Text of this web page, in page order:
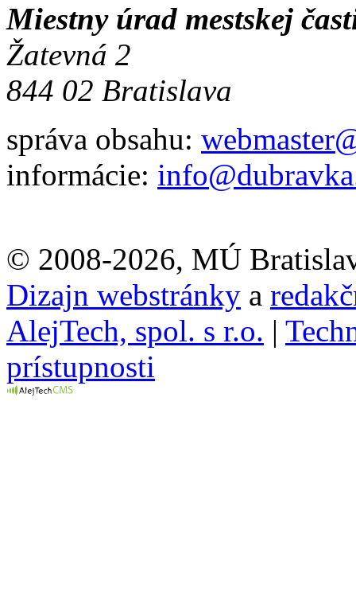
Miestny úrad mestskej
Žatevná 2
844 02 Bratislava
správa obsahu:
informácie:
© 2008-2026, MÚ
Dizajn webstránky a
AlejTech, spol. s r.o. |
prístupnosti